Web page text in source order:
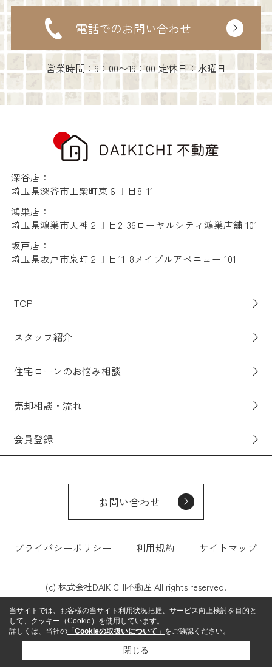
電話でのお問い合わせ
営業時間：9：00〜19：00 定休日：水曜日
深谷店：
埼玉県深谷市上柴町東６丁目8-11
鴻巣店：
埼玉県鴻巣市天神２丁目2-36ローヤルシティ鴻巣店舗 101
坂戸店：
埼玉県坂戸市泉町２丁目11-8メイプルアベニュー 101
TOP
スタッフ紹介
住宅ローンのお悩み相談
売却相談・流れ
会員登録
お問い合わせ
プライバシーポリシー 利用規約 サイトマップ
(c) 株式会社DAIKICHI不動産 All rights reserved.
当サイトでは、お客様の当サイト利用状況把握、サービス向上検討を目的と
して、クッキー（Cookie）を使用しています。
詳しくは、当社の 「Cookieの取扱いについて」 をご確認ください。
閉じる